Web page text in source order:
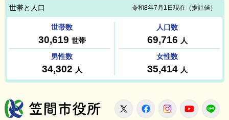
笠間市役所
X FacebookInstagram